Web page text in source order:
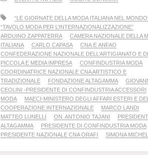
“LE GIORNATE DELLA MODA ITALIANA NEL
“TAVOLO MODA PER L’INTERNAZIONALIZZAZIONE”
ARDUINO ZAPPATERRA
CAMERA NAZIONALE DELLA
ITALIANA
CARLO CAPASA
CNA E ANFAO
CONFEDERAZIONE NAZIONALE DELL’ARTIGIANATO E
PICCOLA E MEDIA IMPRESA
CONFINDUSTRIA MODA
COORDINATRICE NAZIONALE CNA ARTISTICO E
TRADIZIONALE
FONDAZIONE ALTAGAMMA
CEOLINI -PRESIDENTE DI CONFINDUSTRIA ACCESSORI
MODA
MAECI-MINISTERO DEGLI AFFARI ESTERI E
COOPERAZIONE INTERNAZIONALE
MARCO LANDI
MATTEO LUNELLI
ON. ANTONIO TAJANI
ALTAGAMMA
PRESIDENTE DI CONFINDUSTRIA MODA
PRESIDENTE NAZIONALE CNA ORAFI
SIMONA